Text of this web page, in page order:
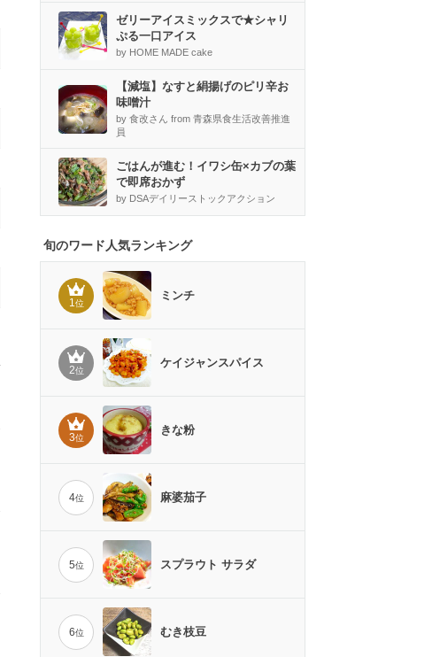
ゼリーアイスミックスで★シャリ
ぷる一口アイス
by HOME MADE cake
【減塩】なすと絹揚げのピリ辛お
味噌汁
by 食改さん from 青森県食生活改善推進
員
ごはんが進む！イワシ缶×カブの葉
で即席おかず
by DSAデイリーストックアクション
旬のワード人気ランキング
1位
ミンチ
2位
ケイジャンスパイス
3位
きな粉
4位 麻婆茄子
5位 スプラウト サラダ
6位 むき枝豆